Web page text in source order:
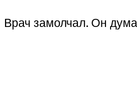
Врач замолчал. Он